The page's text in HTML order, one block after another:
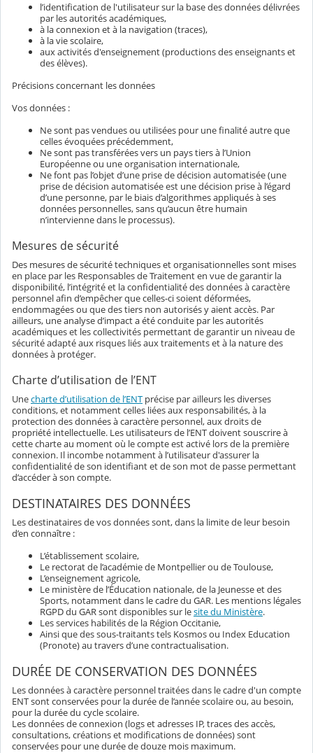
l’identification de l'utilisateur sur la base des données délivrées
par les autorités académiques,
à la connexion et à la navigation (traces),
à la vie scolaire,
aux activités d'enseignement (productions des enseignants et
des élèves).
Précisions concernant les données
Vos données :
Ne sont pas vendues ou utilisées pour une finalité autre que
celles évoquées précédemment,
Ne sont pas transférées vers un pays tiers à l’Union
Européenne ou une organisation internationale,
Ne font pas l’objet d’une prise de décision automatisée (une
prise de décision automatisée est une décision prise à l’égard
d’une personne, par le biais d’algorithmes appliqués à ses
données personnelles, sans qu’aucun être humain
n’intervienne dans le processus).
Mesures de sécurité
Des mesures de sécurité techniques et organisationnelles sont mises
en place par les Responsables de Traitement en vue de garantir la
disponibilité, l’intégrité et la confidentialité des données à caractère
personnel afin d’empêcher que celles-ci soient déformées,
endommagées ou que des tiers non autorisés y aient accès. Par
ailleurs, une analyse d’impact a été conduite par les autorités
académiques et les collectivités permettant de garantir un niveau de
sécurité adapté aux risques liés aux traitements et à la nature des
données à protéger.
Charte d’utilisation de l’ENT
Unecharte d’utilisation de l’ENT précise par ailleurs les diverses
conditions, et notamment celles liées aux responsabilités, à la
protection des données à caractère personnel, aux droits de
propriété intellectuelle. Les utilisateurs de l’ENT doivent souscrire à
cette charte au moment où le compte est activé lors de la première
connexion. Il incombe notamment à l’utilisateur d'assurer la
confidentialité de son identifiant et de son mot de passe permettant
d’accéder à son compte.
DESTINATAIRES DES DONNÉES
Les destinataires de vos données sont, dans la limite de leur besoin
d’en connaître :
L’établissement scolaire,
Le rectorat de l’académie de Montpellier ou de Toulouse,
L’enseignement agricole,
Le ministère de l’Éducation nationale, de la Jeunesse et des
Sports, notamment dans le cadre du GAR. Les mentions légales
RGPD du GAR sont disponibles sur lesite du Ministère.
Les services habilités de la Région Occitanie,
Ainsi que des sous-traitants tels Kosmos ou Index Education
(Pronote) au travers d’une contractualisation.
DURÉE DE CONSERVATION DES DONNÉES
Les données à caractère personnel traitées dans le cadre d'un compte
ENT sont conservées pour la durée de l’année scolaire ou, au besoin,
pour la durée du cycle scolaire.
Les données de connexion (logs et adresses IP, traces des accès,
consultations, créations et modifications de données) sont
conservées pour une durée de douze mois maximum.